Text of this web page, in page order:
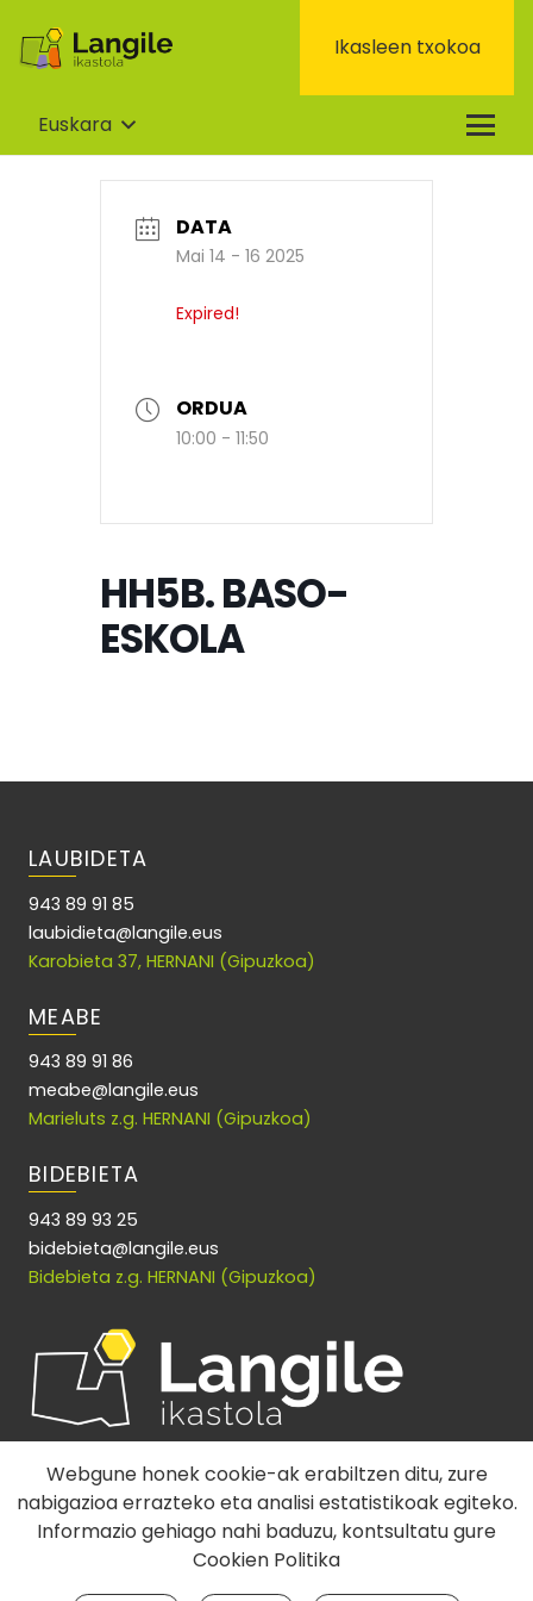
Ikasleen txokoa
Euskara
DATA
Mai 14 - 16 2025
Expired!
ORDUA
10:00 - 11:50
HH5B. BASO-
ESKOLA
LAUBIDETA
943 89 91 85
laubidieta@langile.eus
Karobieta 37, HERNANI (Gipuzkoa)
MEABE
943 89 91 86
meabe@langile.eus
Marieluts z.g. HERNANI (Gipuzkoa)
BIDEBIETA
943 89 93 25
bidebieta@langile.eus
Bidebieta z.g. HERNANI (Gipuzkoa)
Webgune honek cookie-ak erabiltzen ditu, zure
nabigazioa errazteko eta analisi estatistikoak egiteko.
Informazio gehiago nahi baduzu, kontsultatu gure
Cookien Politika